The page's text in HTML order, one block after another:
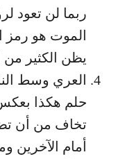
ربما لن تعود
الموت هو رمز
يظن الكثير
العري وسط
حلم هكذا
تخاف من أن
أمام الآخرين